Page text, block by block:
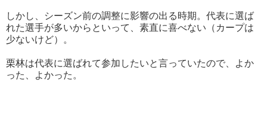
しかし、シーズン前の調整に影響の出る時期。代表に選ば
れた選手が多いからといって、素直に喜べない（カープは
少ないけど）。
栗林は代表に選ばれて参加したいと言っていたので、よか
った、よかった。